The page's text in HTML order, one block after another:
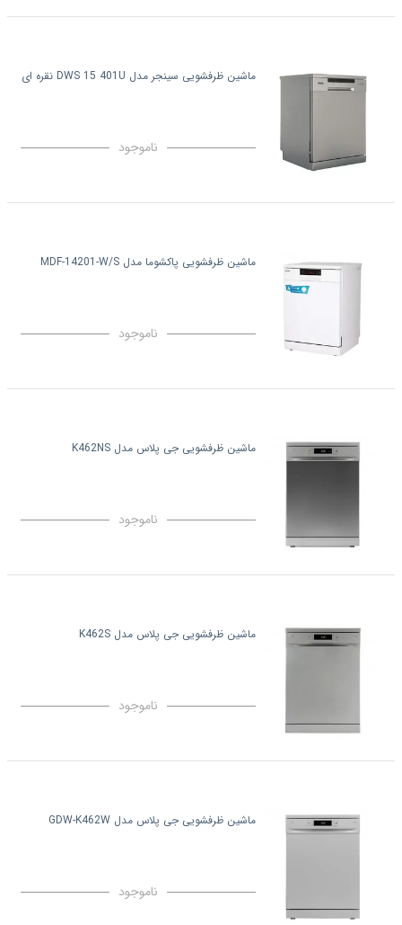
ماشین ظرفشویی سینجر مدل DWS 15 401U نقره ای
ناموجود
ماشین ظرفشویی پاکشوما مدل MDF-14201-W/S
ناموجود
ماشین ظرفشویی جی پلاس مدل K462NS
ناموجود
ماشین ظرفشویی جی پلاس مدل K462S
ناموجود
ماشین ظرفشویی جی پلاس مدل GDW-K462W
ناموجود